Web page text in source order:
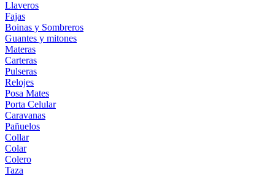
Llaveros
Fajas
Boinas y Sombreros
Guantes y mitones
Materas
Carteras
Pulseras
Relojes
Posa Mates
Porta Celular
Caravanas
Pañuelos
Collar
Colar
Colero
Taza